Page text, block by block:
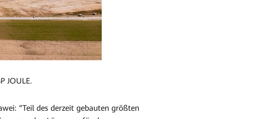
JOULE.
“Teil des derzeit gebauten größten